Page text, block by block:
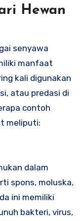
Hewan
senyawa
manfaat
kali digunakan
atau predasi di
contoh
meliputi:
dalam
spons, moluska,
ini memiliki
bakteri, virus,